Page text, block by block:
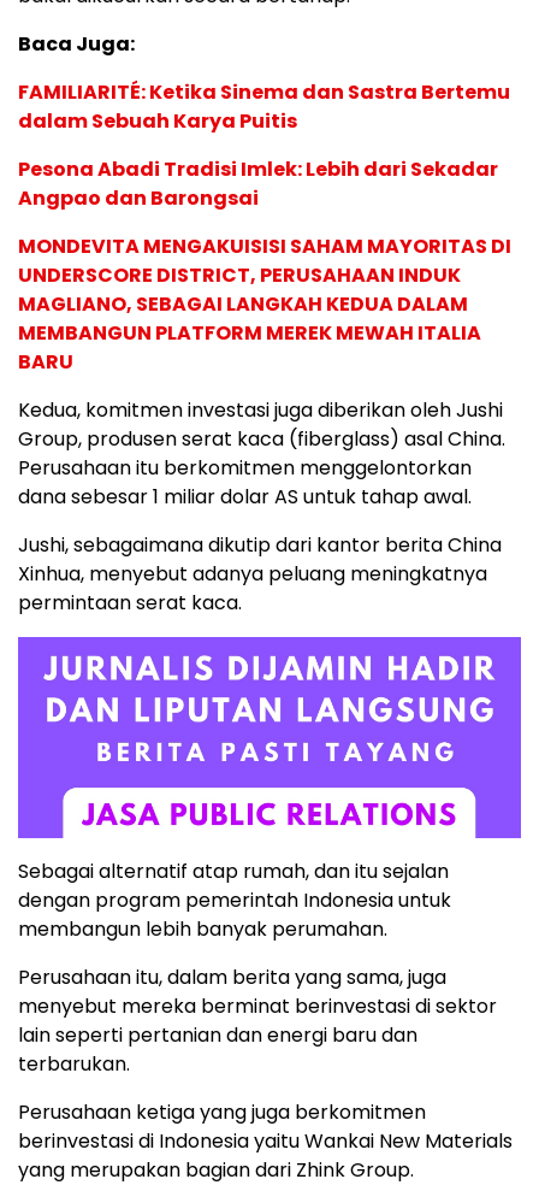
Baca Juga:
FAMILIARITÉ: Ketika Sinema dan Sastra Bertemu
dalam Sebuah Karya Puitis
Pesona Abadi Tradisi Imlek: Lebih dari Sekadar
Angpao dan Barongsai
MONDEVITA MENGAKUISISI SAHAM MAYORITAS DI
UNDERSCORE DISTRICT, PERUSAHAAN INDUK
MAGLIANO, SEBAGAI LANGKAH KEDUA DALAM
MEMBANGUN PLATFORM MEREK MEWAH ITALIA
BARU
Kedua, komitmen investasi juga diberikan oleh Jushi
Group, produsen serat kaca (fiberglass) asal China.
Perusahaan itu berkomitmen menggelontorkan
dana sebesar 1 miliar dolar AS untuk tahap awal.
Jushi, sebagaimana dikutip dari kantor berita China
Xinhua, menyebut adanya peluang meningkatnya
permintaan serat kaca.
Sebagai alternatif atap rumah, dan itu sejalan
dengan program pemerintah Indonesia untuk
membangun lebih banyak perumahan.
Perusahaan itu, dalam berita yang sama, juga
menyebut mereka berminat berinvestasi di sektor
lain seperti pertanian dan energi baru dan
terbarukan.
Perusahaan ketiga yang juga berkomitmen
berinvestasi di Indonesia yaitu Wankai New Materials
yang merupakan bagian dari Zhink Group.